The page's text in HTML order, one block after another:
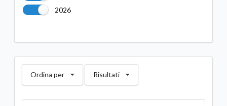
2026
Ordina per Risultati